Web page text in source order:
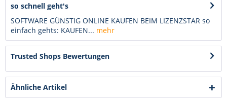
so schnell geht's
SOFTWARE GÜNSTIG ONLINE KAUFEN BEIM LIZENZSTAR so
einfach gehts: KAUFEN... mehr
Trusted Shops Bewertungen
Ähnliche Artikel